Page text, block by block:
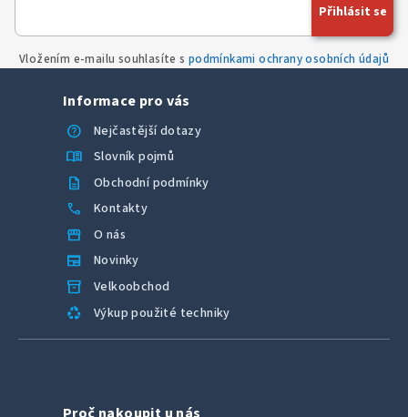
Vložením e-mailu souhlasíte s podmínkami ochrany osobních údajů
Přihlásit se
Informace pro vás
help
Nejčastější dotazy
menu_book Slovník pojmů
description Obchodní podmínky
call Kontakty
storefront O nás
newspaper Novinky
inventory_2 Velkoobchod
recycling Výkup použité techniky